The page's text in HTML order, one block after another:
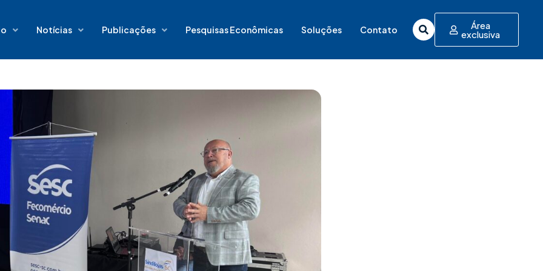
Notícias Publicações Pesquisas Econômicas Soluções Contato Área
exclusiva